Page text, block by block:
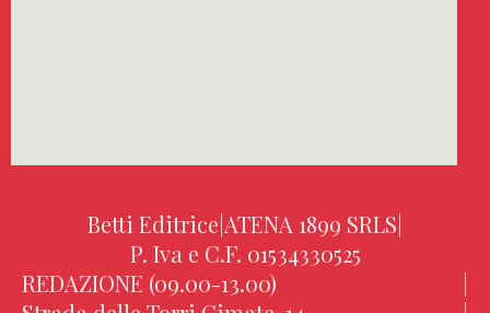
Betti Editrice ATENA 1899 SRLS
P. Iva e C.F. 01534330525
REDAZIONE (09.00-13.00)